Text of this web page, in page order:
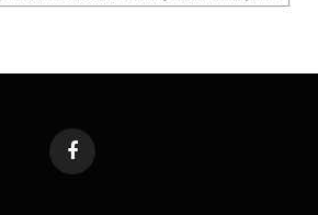
Facebook